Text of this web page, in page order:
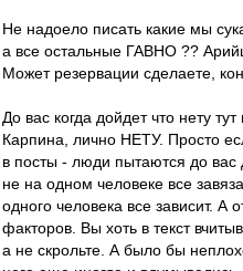
Не надоело писать какие мы
а все остальные ГАВНО ??
Может резервации сделаете,
До вас когда дойдет что нету
Карпина, лично НЕТУ. Просто
в посты - люди пытаются до вас
не на одном человеке все
одного человека все зависит. А
факторов. Вы хоть в текст
а не скрольте. А было бы